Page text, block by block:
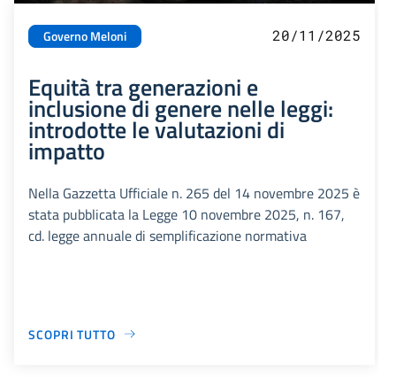
Governo Meloni 20/11/2025
Equità tra generazioni e
inclusione di genere nelle leggi:
introdotte le valutazioni di
impatto
Nella Gazzetta Ufficiale n. 265 del 14 novembre 2025 è
stata pubblicata la Legge 10 novembre 2025, n. 167,
cd. legge annuale di semplificazione normativa
SCOPRI TUTTO